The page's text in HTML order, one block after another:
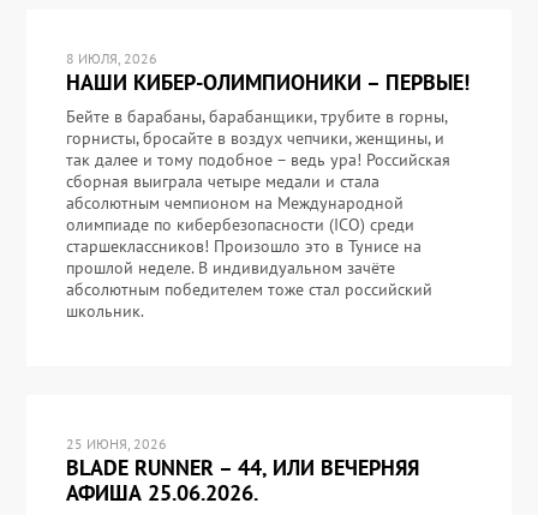
8 ИЮЛЯ, 2026
НАШИ КИБЕР-ОЛИМПИОНИКИ – ПЕРВЫЕ!
Бейте в барабаны, барабанщики, трубите в горны,
горнисты, бросайте в воздух чепчики, женщины, и
так далее и тому подобное – ведь ура! Российская
сборная выиграла четыре медали и стала
абсолютным чемпионом на Международной
олимпиаде по кибербезопасности (ICO) среди
старшеклассников! Произошло это в Тунисе на
прошлой неделе. В индивидуальном зачёте
абсолютным победителем тоже стал российский
школьник.
25 ИЮНЯ, 2026
BLADE RUNNER – 44, ИЛИ ВЕЧЕРНЯЯ
АФИША 25.06.2026.